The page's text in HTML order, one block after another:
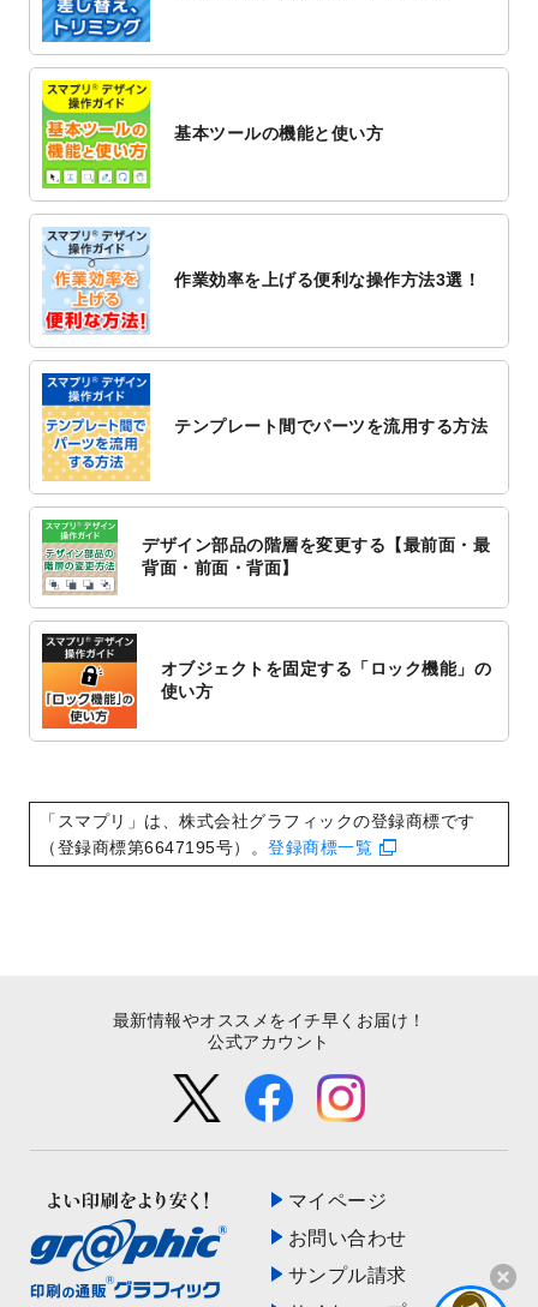
2022/12/1
2022/11/25
【新商品】封筒が作成できるようになりま
2022/11/25
【新商品】クリアファイルが作成できるよ
2022/11/4
しました。
2022/10/26
レートを追加しました。
2022/10/26
追加しました。
2022/10/20
2022/10/14
年賀ポスターのデザインテンプレートを公
2022/10/6
チラシ作成からポスティング配布注文まで
2022/10/1
2023年版1月始まりのカレンダーデザイン
2022/9/21
コンサートのチラシデザインテンプレート
2022/9/5
年賀状のデザインテンプレート
2022/9/5
喪中はがきのデザインテンプレートを公開
2022/8/24
印刷用データの解像度
を引き上げまし
た！
基本ツールの機能と使い方
作業効率を上げる便利な操作方法3選！
テンプレート間でパーツを流用する方法
デザイン部品の階層を変更する【最前面・最
背面・前面・背面】
オブジェクトを固定する「ロック機能」の
使い方
「スマプリ」は、株式会社グラフィックの登録商標です
（登録商標第6647195号）。 登録商標一覧
マイページ
お問い合わせ
サンプル請求
最新情報やオススメをイチ早くお届け！
公式アカウント